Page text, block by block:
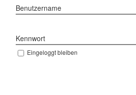
Benutzername
Kennwort
Eingeloggt bleiben